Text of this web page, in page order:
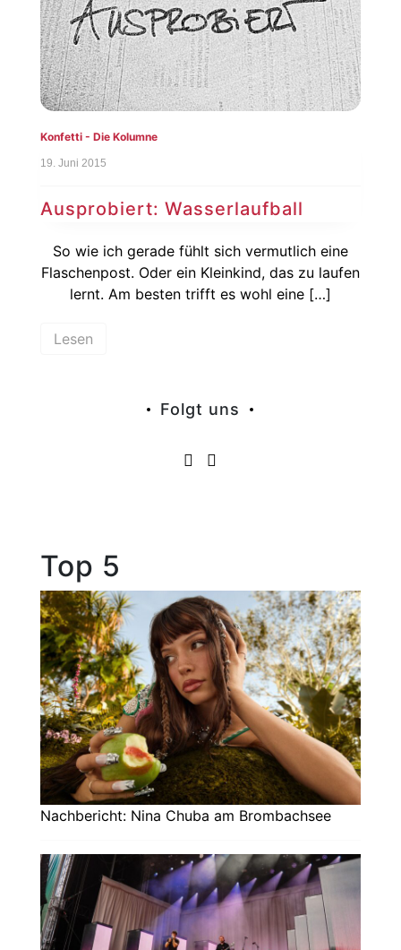
Konfetti - Die Kolumne
19. Juni 2015
Ausprobiert: Wasserlaufball
So wie ich gerade fühlt sich vermutlich eine
Flaschenpost. Oder ein Kleinkind, das zu laufen
lernt. Am besten trifft es wohl eine […]
Lesen
Folgt uns
Top 5
Nachbericht: Nina Chuba am Brombachsee